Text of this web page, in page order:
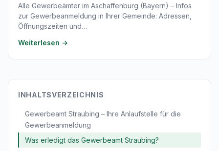
Alle Gewerbeämter im Aschaffenburg (Bayern) – Infos
zur Gewerbeanmeldung in Ihrer Gemeinde: Adressen,
Öffnungszeiten und…
Weiterlesen →
INHALTSVERZEICHNIS
Gewerbeamt Straubing – Ihre Anlaufstelle für die
Gewerbeanmeldung
Was erledigt das Gewerbeamt Straubing?